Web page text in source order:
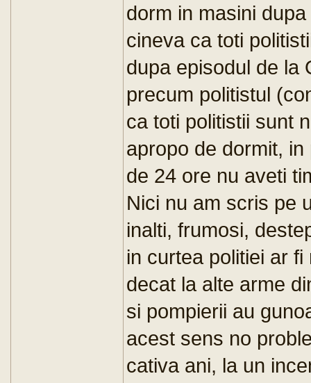
dorm in masini
cineva ca toti
dupa episodul de la
precum politistul
ca toti politistii sunt
apropo de dormit,
de 24 ore nu aveti
Nici nu am scris pe
inalti, frumosi,
in curtea politiei ar
decat la alte arme
si pompierii au
acest sens no
cativa ani, la un